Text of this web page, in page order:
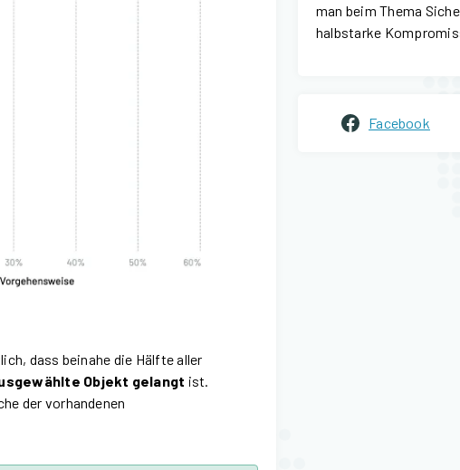
dass beinahe die Hälfte aller
Objekt gelangt ist.
der vorhandenen
man beim Thema
halbstarke
Facebook